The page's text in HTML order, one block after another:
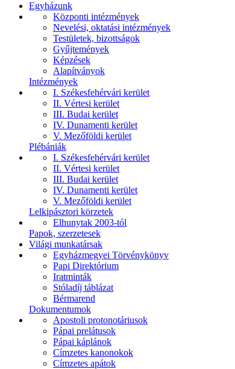
Egyházunk
Központi intézmények
Nevelési, oktatási intézmények
Testületek, bizottságok
Gyűjtemények
Képzések
Alapítványok
Intézmények
I. Székesfehérvári kerület
II. Vértesi kerület
III. Budai kerület
IV. Dunamenti kerület
V. Mezőföldi kerület
Plébániák
I. Székesfehérvári kerület
II. Vértesi kerület
III. Budai kerület
IV. Dunamenti kerület
V. Mezőföldi kerület
Lelkipásztori körzetek
Elhunytak 2003-tól
Papok, szerzetesek
Világi munkatársak
Egyházmegyei Törvénykönyv
Papi Direktórium
Iratminták
Stóladíj táblázat
Bérmarend
Dokumentumok
Apostoli protonotáriusok
Pápai prelátusok
Pápai káplánok
Címzetes kanonokok
Címzetes apátok